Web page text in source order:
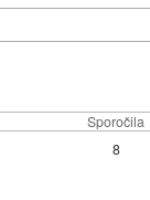
Sporočila
8